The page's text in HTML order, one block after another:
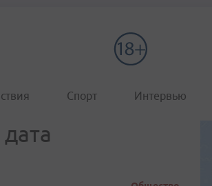
Спорт Интервью